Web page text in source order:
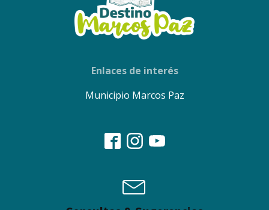
Enlaces de interés
Municipio Marcos Paz